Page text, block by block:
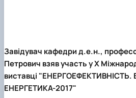
Завідувач кафедри д.е.н.,
Петрович взяв участь у Х
виставці
ЕНЕРГЕТИКА-2017"